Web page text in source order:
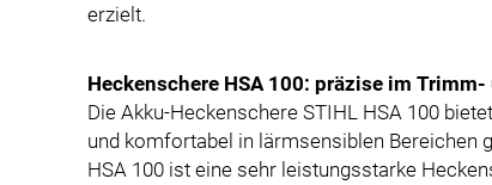
erzielt.
Heckenschere HSA 100: präzise im
Die Akku-Heckenschere STIHL HSA 100
und komfortabel in lärmsensiblen Bereichen
HSA 100 ist eine sehr leistungsstarke